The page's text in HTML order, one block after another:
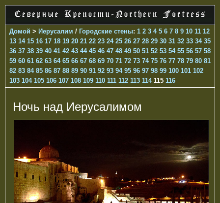
Домой > Иерусалим / Городские стены: 1 2 3 4 5 6 7 8 9 10 11 12
13 14 15 16 17 18 19 20 21 22 23 24 25 26 27 28 29 30 31 32 33 34 35
36 37 38 39 40 41 42 43 44 45 46 47 48 49 50 51 52 53 54 55 56 57 58
59 60 61 62 63 64 65 66 67 68 69 70 71 72 73 74 75 76 77 78 79 80 81
82 83 84 85 86 87 88 89 90 91 92 93 94 95 96 97 98 99 100 101 102
103 104 105 106 107 108 109 110 111 112 113 114115 116
Ночь над Иерусалимом